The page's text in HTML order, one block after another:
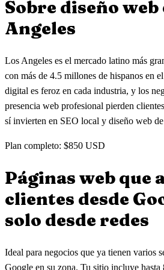
Sobre diseño web
Angeles
Los Angeles es el mercado latino más
con más de 4.5 millones de hispanos en
digital es feroz en cada industria, y los
presencia web profesional pierden
sí invierten en SEO local y diseño web
Plan completo: $850 USD
Páginas web que
clientes desde
solo desde redes
Ideal para negocios que ya tienen varios
Google en su zona. Tu sitio incluye